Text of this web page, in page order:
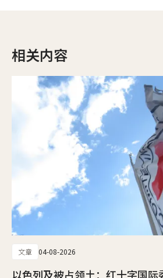
相关内容
文章 04-08-2026
以色列及被占领土：红十字国际